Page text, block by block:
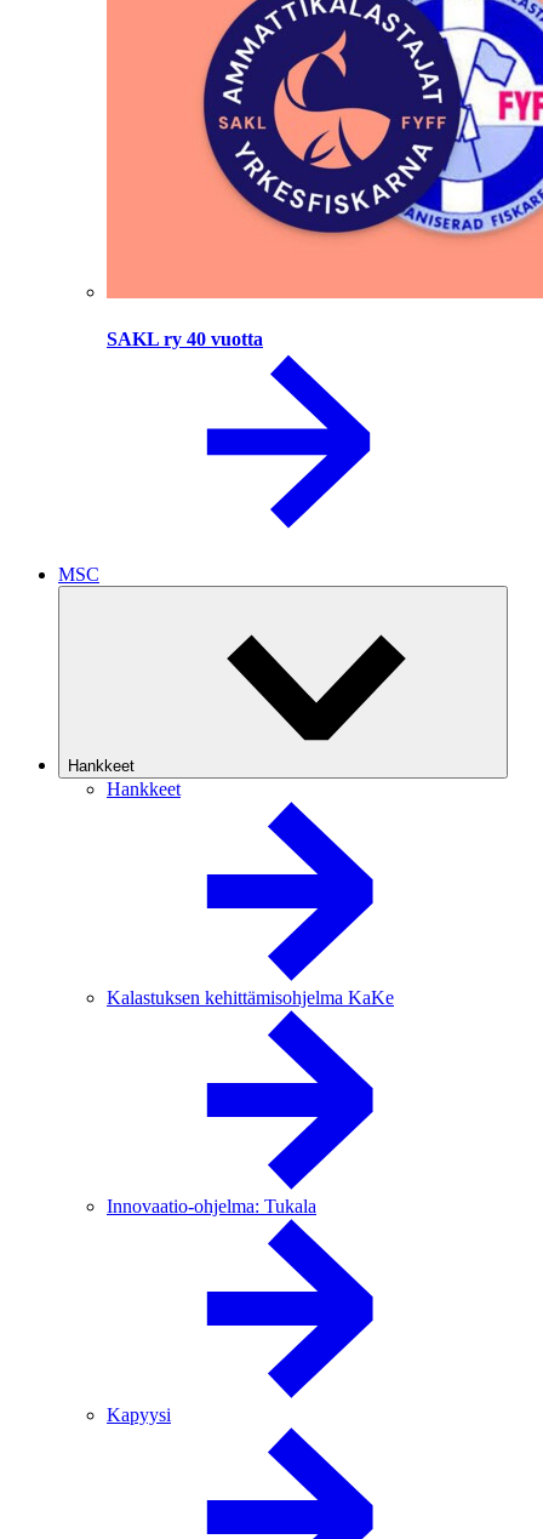
SAKL ry 40 vuotta
MSC
Hankkeet
Hankkeet
Kalastuksen kehittämisohjelma KaKe
Innovaatio-ohjelma: Tukala
Kapyysi